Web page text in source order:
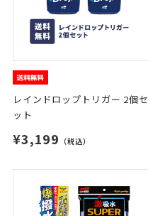
レインドロップトリガー 2個セ
ット
¥3,199 （税込）